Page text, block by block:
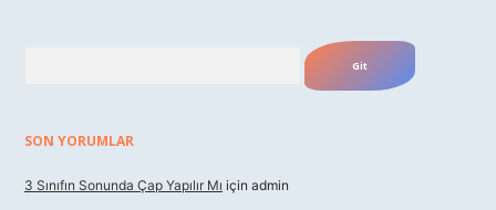
SON YORUMLAR
3 Sınıfın Sonunda Çap Yapılır Mı için admin